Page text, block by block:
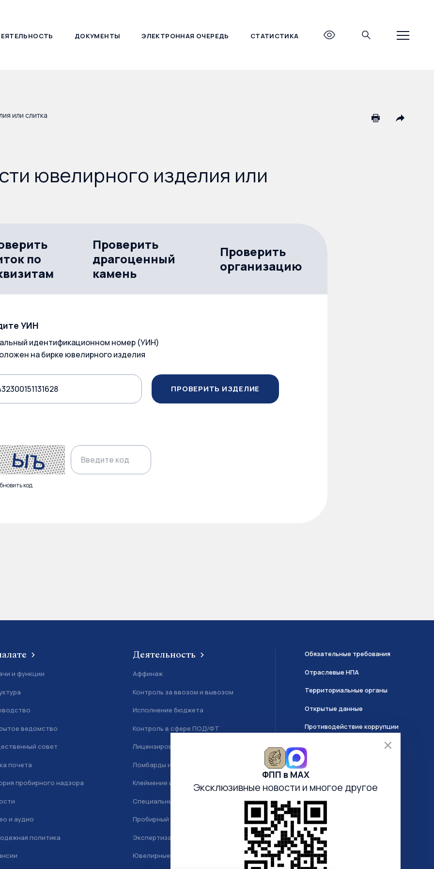
ДОКУМЕНТЫ ЭЛЕКТРОННАЯ ОЧЕРЕДЬ СТАТИСТИКА
+7 (495) 690-27-27
или слитка
ювелирного изделия или
по
Проверить
драгоценный
камень
Проверить
организацию
УИН
идентификационном номер (УИН)
на бирке ювелирного изделия
ПРОВЕРИТЬ ИЗДЕЛИЕ
код
и функции
ведомство
совет
почета
пробирного надзора
и аудио
политика
Деятельность
Аффинаж
Контроль за ввозом и вывозом
Исполнение бюджета
Контроль в сфере ПОД/ФТ
Лицензирование
Ломбарды и скупка
Клеймение и маркировка
Специальный учет
Пробирный надзор
Экспертиза
Ювелирные камни
Обязательные требования
Отраслевые НПА
Территориальные органы
Открытые данные
Противодействие коррупции
О системе ГИИС ДМДК
Анкетирование
Электронная очередь
ФПП в МАХ
Эксклюзивные новости и многое другое